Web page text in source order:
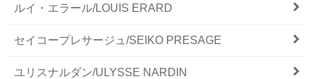
ルイ・エラール/LOUIS ERARD
セイコープレサージュ/SEIKO PRESAGE
ユリスナルダン/ULYSSE NARDIN